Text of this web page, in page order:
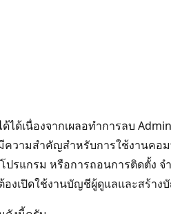
ด้เนื่องจากเผลอทำการลบ
ามสำคัญสำหรับการใช้งานคอม
รแกรม หรือการถอนการติดตั้ง
งเปิดใช้งานบัญชีผู้ดูแลและสร้า